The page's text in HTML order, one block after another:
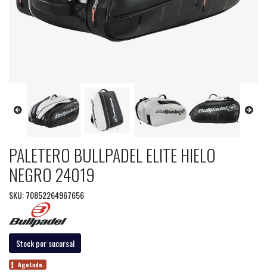
PALETERO BULLPADEL ELITE HIELO
NEGRO 24019
SKU: 70852264967656
Stock por sucursal
Agotado.